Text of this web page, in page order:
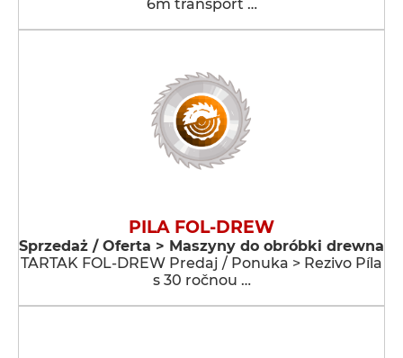
6m transport …
PILA FOL-DREW
Sprzedaż / Oferta > Maszyny do obróbki drewna
TARTAK FOL-DREW Predaj / Ponuka > Rezivo Píla
s 30 ročnou …